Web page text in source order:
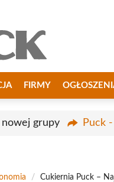
FIRMY
nowej grupy Puck
/ Cukiernia Puck –